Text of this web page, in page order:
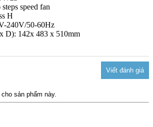
speed fan
H
240V/50-60Hz
D): 142x 483 x 510mm
sản phẩm này.